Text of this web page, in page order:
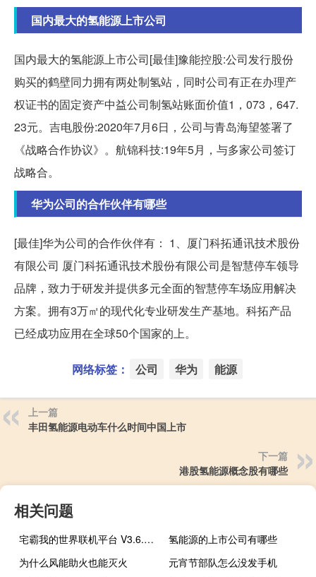
国内最大的氢能源上市公司
国内最大的氢能源上市公司[最佳]豫能控股:公司发行股份
购买的鹤壁同力拥有两处制氢站，同时公司有正在办理产
权证书的固定资产中益公司制氢站账面价值1，073，647.
23元。吉电股份:2020年7月6日，公司与青岛海望签署了
《战略合作协议》。航锦科技:19年5月，与多家公司签订
战略合。
华为公司的合作伙伴有哪些
[最佳]华为公司的合作伙伴有： 1、厦门科拓通讯技术股份
有限公司 厦门科拓通讯技术股份有限公司是智慧停车领导
品牌，致力于研发并提供多元全面的智慧停车场应用解决
方案。拥有3万㎡的现代化专业研发生产基地。科拓产品
已经成功应用在全球50个国家的上。
网络标签： 公司 华为 能源
上一篇
丰田氢能源电动车什么时间中国上市
下一篇
港股氢能源概念股有哪些
相关问题
宅霸我的世界联机平台 V3.6.9 2017 官方最新版（宅霸我的世界联机平台 V3.6.9 2017 官方最新版功能简介）
氢能源的上市公司有哪些
为什么风能助火也能灭火
元宵节部队怎么没发手机